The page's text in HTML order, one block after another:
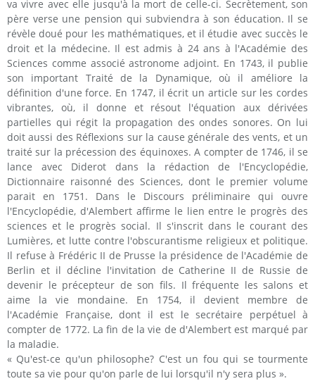
va vivre avec elle jusqu'à la mort de celle-ci. Secrètement, son
père verse une pension qui subviendra à son éducation. Il se
révèle doué pour les mathématiques, et il étudie avec succès le
droit et la médecine. Il est admis à 24 ans à l'Académie des
Sciences comme associé astronome adjoint. En 1743, il publie
son important Traité de la Dynamique, où il améliore la
définition d'une force. En 1747, il écrit un article sur les cordes
vibrantes, où, il donne et résout l'équation aux dérivées
partielles qui régit la propagation des ondes sonores. On lui
doit aussi des Réflexions sur la cause générale des vents, et un
traité sur la précession des équinoxes. A compter de 1746, il se
lance avec Diderot dans la rédaction de l'Encyclopédie,
Dictionnaire raisonné des Sciences, dont le premier volume
parait en 1751. Dans le Discours préliminaire qui ouvre
l'Encyclopédie, d'Alembert affirme le lien entre le progrès des
sciences et le progrès social. Il s'inscrit dans le courant des
Lumières, et lutte contre l'obscurantisme religieux et politique.
Il refuse à Frédéric II de Prusse la présidence de l'Académie de
Berlin et il décline l'invitation de Catherine II de Russie de
devenir le précepteur de son fils. Il fréquente les salons et
aime la vie mondaine. En 1754, il devient membre de
l'Académie Française, dont il est le secrétaire perpétuel à
compter de 1772. La fin de la vie de d'Alembert est marqué par
la maladie.
« Qu'est-ce qu'un philosophe? C'est un fou qui se tourmente
toute sa vie pour qu'on parle de lui lorsqu'il n'y sera plus ».